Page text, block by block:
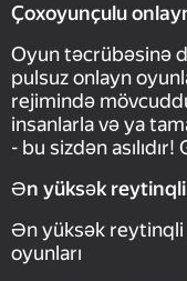
Çoxoyunçulu
Oyun təcrübəsinə
pulsuz onlayn
rejimində
insanlarla və ya
- bu sizdən asılıdır!
Ən yüksək
Ən yüksək reytinqli
oyunları